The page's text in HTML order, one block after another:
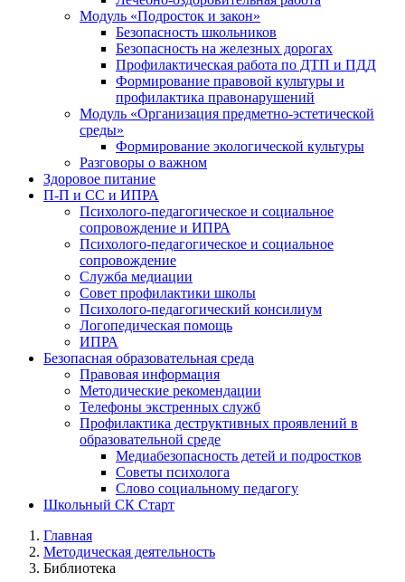
Модуль «Подросток и закон»
Безопасность школьников
Безопасность на железных дорогах
Профилактическая работа по ДТП и ПДД
Формирование правовой культуры и
профилактика правонарушений
Модуль «Организация предметно-эстетической
среды»
Формирование экологической культуры
Разговоры о важном
Здоровое питание
П-П и СС и ИПРА
Психолого-педагогическое и социальное
сопровождение и ИПРА
Психолого-педагогическое и социальное
сопровождение
Служба медиации
Совет профилактики школы
Психолого-педагогический консилиум
Логопедическая помощь
ИПРА
Безопасная образовательная среда
Правовая информация
Методические рекомендации
Телефоны экстренных служб
Профилактика деструктивных проявлений в
образовательной среде
Медиабезопасность детей и подростков
Советы психолога
Слово социальному педагогу
Школьный СК Старт
Главная
Методическая деятельность
Библиотека